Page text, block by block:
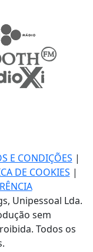
E CONDIÇÕES |
DE COOKIES |
Unipessoal Lda.
sem
Todos os